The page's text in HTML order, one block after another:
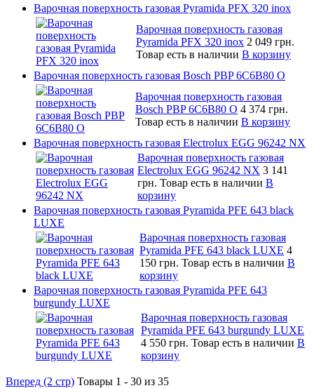
Варочная поверхность газовая Pyramida PFX 320 inox
Варочная поверхность газовая
Pyramida PFX 320 inox 2 049 грн.
Товар есть в наличии В корзину
Варочная поверхность газовая Bosch PBP 6C6B80 O
Варочная поверхность газовая
Bosch PBP 6C6B80 O 4 374 грн.
Товар есть в наличии В корзину
Варочная поверхность газовая Electrolux EGG 96242 NX
Варочная поверхность газовая
Electrolux EGG 96242 NX 3 141
грн. Товар есть в наличии В
корзину
Варочная поверхность газовая Pyramida PFE 643 black
LUXE
Варочная поверхность газовая
Pyramida PFE 643 black LUXE 4
150 грн. Товар есть в наличии В
корзину
Варочная поверхность газовая Pyramida PFE 643
burgundy LUXE
Варочная поверхность газовая
Pyramida PFE 643 burgundy LUXE
4 550 грн. Товар есть в наличии В
корзину
Вперед (2 стр) Товары 1 - 30 из 35